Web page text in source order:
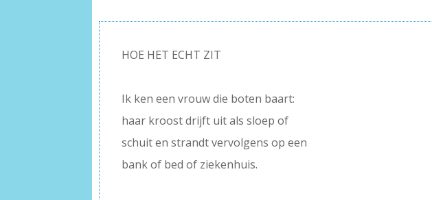
HOE HET ECHT ZIT
Ik ken een vrouw die boten baart:
haar kroost drijft uit als sloep of
schuit en strandt vervolgens op een
bank of bed of ziekenhuis.